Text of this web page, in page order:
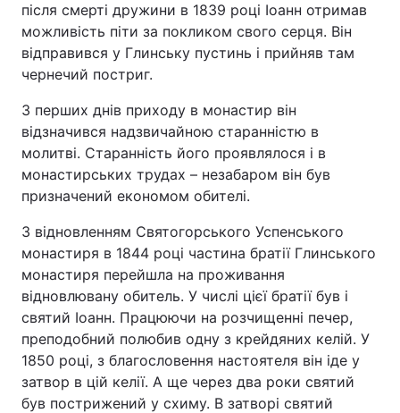
після смерті дружини в 1839 році Іоанн отримав
можливість піти за покликом свого серця. Він
відправився у Глинську пустинь і прийняв там
чернечий постриг.
З перших днів приходу в монастир він
відзначився надзвичайною старанністю в
молитві. Старанність його проявлялося і в
монастирських трудах – незабаром він був
призначений економом обителі.
З відновленням Святогорського Успенського
монастиря в 1844 році частина братії Глинського
монастиря перейшла на проживання
відновлювану обитель. У числі цієї братії був і
святий Іоанн. Працюючи на розчищенні печер,
преподобний полюбив одну з крейдяних келій. У
1850 році, з благословення настоятеля він іде у
затвор в цій келії. А ще через два роки святий
був пострижений у схиму. В затворі святий